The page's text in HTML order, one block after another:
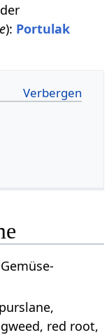
): Portulak
red root,